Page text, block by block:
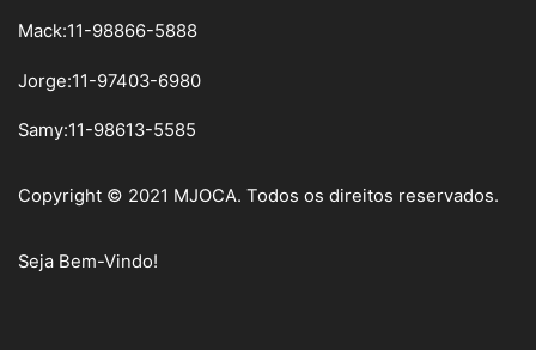
Mack:11-98866-5888
Jorge:11-97403-6980
Samy:11-98613-5585
Copyright © 2021 MJOCA. Todos os direitos reservados.
Seja Bem-Vindo!